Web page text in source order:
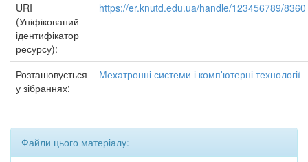
URI
(Уніфікований
ідентифікатор
ресурсу):
https://er.knutd.edu.ua/handle/123456789/8360
Розташовується
у зібраннях:
Мехатронні системи і комп'ютерні технології
Файли цього матеріалу: